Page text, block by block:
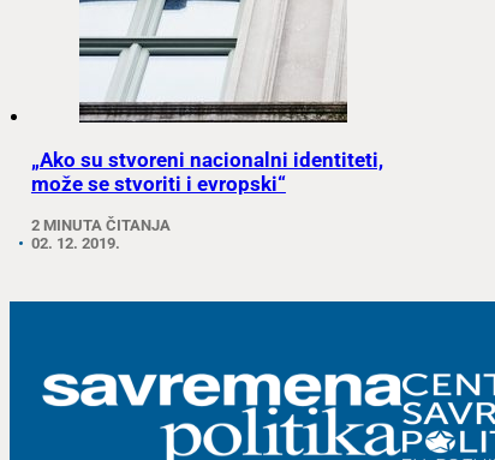
„Ako su stvoreni nacionalni identiteti,
može se stvoriti i evropski“
2 MINUTA ČITANJA
02. 12. 2019.